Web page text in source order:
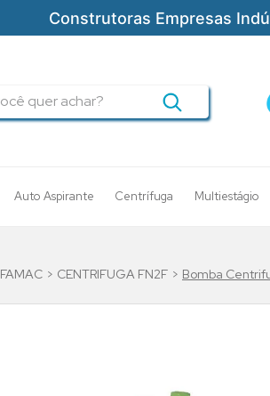
Construtoras Empresas
Auto Aspirante Centrífuga Multiestágio
FAMAC CENTRIFUGA FN2F Bomba